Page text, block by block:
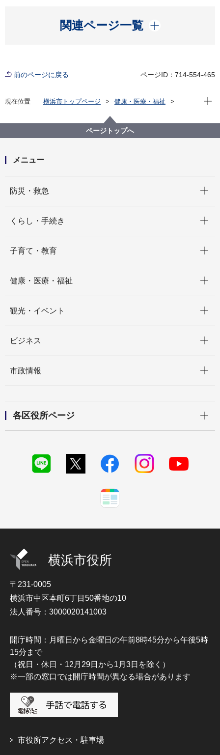
関連ページ一覧
開く
前のページに戻る ページID：714-554-465
現在位置 横浜市トップページ
健康・医療・福祉
横浜市立脳卒中・神経脊椎センター
城倉医師が「Best Doctors in Japan 2020-2021」に選
出されました
現在
ページトップへ
メニュー
防災・救急
くらし・手続き
子育て・教育
健康・医療・福祉
観光・イベント
ビジネス
市政情報
各区役所ページ
横浜市役所
〒231-0005
横浜市中区本町6丁目50番地の10
法人番号：3000020141003
開庁時間：月曜日から金曜日の午前8時45分から午後5時
15分まで
（祝日・休日・12月29日から1月3日を除く）
※一部の窓口では開庁時間が異なる場合があります
市役所アクセス・駐車場